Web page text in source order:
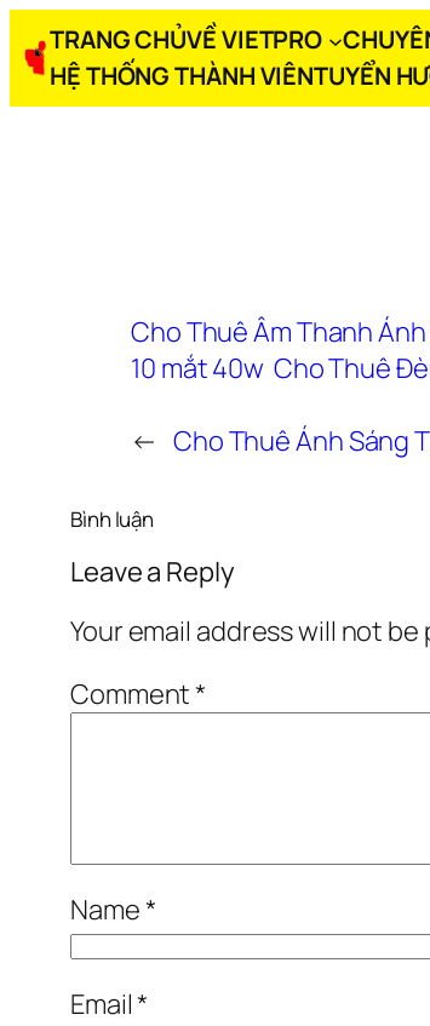
Skip
to
content
TRANG CHỦVỀ VIETPRO
HỆ THỐNG THÀNH VIÊNTUYỂN
Cho Thuê Âm Thanh
10 mắt 40w Cho Thuê
← Cho Thuê Ánh Sáng
Bình luận
Leave a Reply
Your email address will not be
Comment*
Name*
Email*